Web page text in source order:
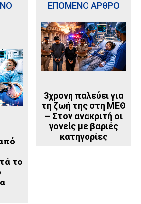
το
ΕΠΟΜΕΝΟ ΑΡΘΡΟ
3χρονη παλεύει για
τη ζωή της στη ΜΕΘ
– Στον ανακριτή οι
γονείς με βαριές
κατηγορίες